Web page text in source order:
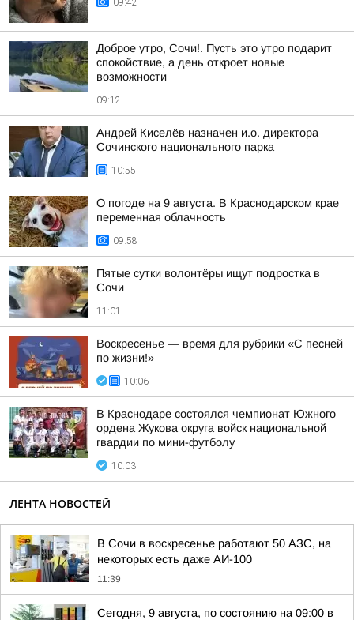
09:42
Доброе утро, Сочи!. Пусть это утро подарит
спокойствие, а день откроет новые
возможности
09:12
Андрей Киселёв назначен и.о. директора
Сочинского национального парка
10:55
О погоде на 9 августа. В Краснодарском крае
переменная облачность
09:58
Пятые сутки волонтёры ищут подростка в
Сочи
11:01
Воскресенье — время для рубрики «С песней
по жизни!»
10:06
В Краснодаре состоялся чемпионат Южного
ордена Жукова округа войск национальной
гвардии по мини-футболу
10:03
ЛЕНТА НОВОСТЕЙ
В Сочи в воскресенье работают 50 АЗС, на
некоторых есть даже АИ-100
11:39
Сегодня, 9 августа, по состоянию на 09:00 в